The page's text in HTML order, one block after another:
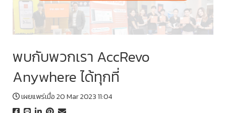
พบกับพวกเรา AccRevo
Anywhere ได้ทุกที่
เผยแพร่เมื่อ 20 Mar 2023 11:04